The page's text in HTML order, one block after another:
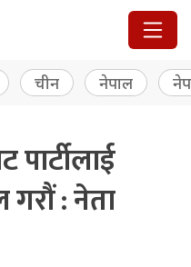
चीन नेपाल
गरौं : नेता